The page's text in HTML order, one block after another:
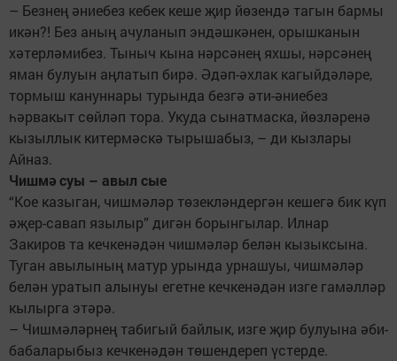
– Безнең әниебез кебек кеше җир йөзендә тагын бармы
икән?! Без аның ачуланып эндәшкәнен, орышканын
хәтерләмибез. Тыныч кына нәрсәнең яхшы, нәрсәнең
яман булуын аңлатып бирә. Әдәп-әхлак кагыйдәләре,
тормыш кануннары турында безгә әти-әниебез
һәрвакыт сөйләп тора. Укуда сынатмаска, йөзләренә
кызыллык китермәскә тырышабыз, – ди кызлары
Айназ.
Чишмә суы – авыл сые
“Кое казыган, чишмәләр төзекләндергән кешегә бик күп
әҗер-савап язылыр” дигән борынгылар. Илнар
Закиров та кечкенәдән чишмәләр белән кызыксына.
Туган авылының матур урында урнашуы, чишмәләр
белән уратып алынуы егетне кечкенәдән изге гамәлләр
кылырга этәрә.
– Чишмәләрнең табигый байлык, изге җир булуына әби-
бабаларыбыз кечкенәдән төшендереп үстерде.